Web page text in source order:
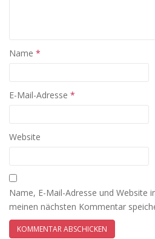
Name *
E-Mail-Adresse *
Website
Name, E-Mail-Adresse und Website
meinen nächsten Kommentar